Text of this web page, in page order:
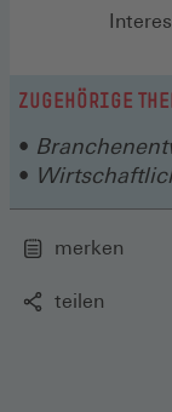
ZUGEHÖRIGE
merken
teilen